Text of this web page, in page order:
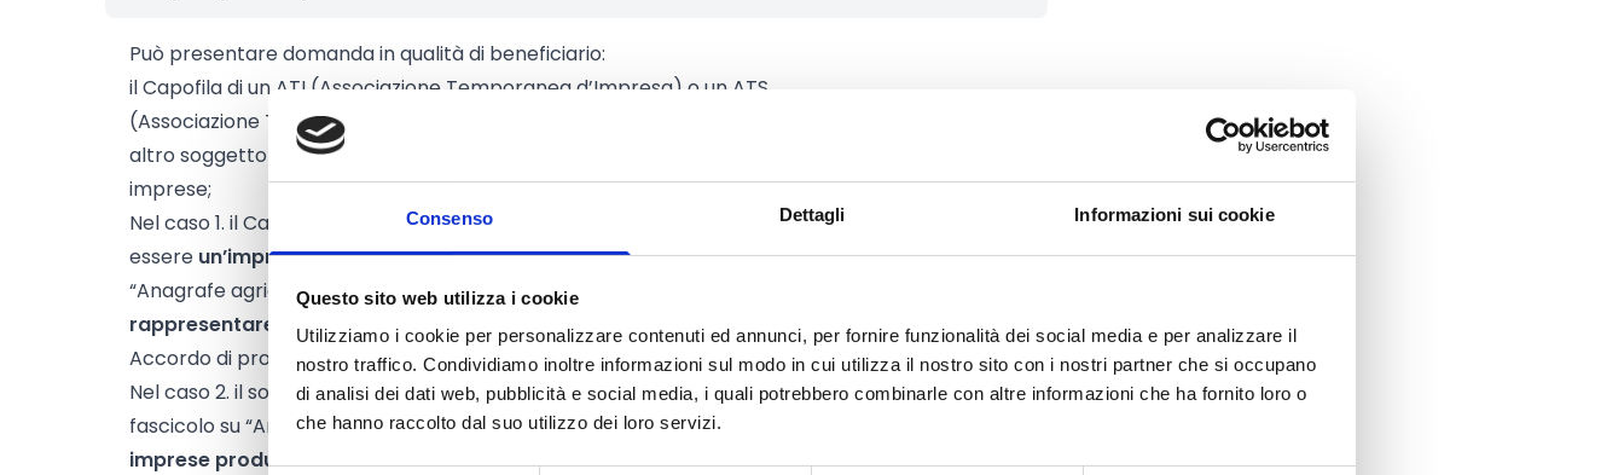
Consenso Dettagli Informazioni sui cookie
Questo sito web utilizza i cookie
Utilizziamo i cookie per personalizzare contenuti ed annunci, per fornire funzionalità dei social media e per analizzare il
nostro traffico. Condividiamo inoltre informazioni sul modo in cui utilizza il nostro sito con i nostri partner che si occupano
di analisi dei dati web, pubblicità e social media, i quali potrebbero combinarle con altre informazioni che ha fornito loro o
che hanno raccolto dal suo utilizzo dei loro servizi.
Può presentare domanda in qualità di beneficiario:
il Capofila di un ATI (Associazione Temporanea d’Impresa) o un ATS
(Associazione Temporanea di Scopo);
altro soggetto giuridico legalmente costituito di cui fanno parte un gruppo di
imprese;
Nel caso 1. il Capofila deve avere le seguenti caratteristiche:
essere un’impresa produttrice di birraed avere un proprio fascicolo su
“Anagrafe agricola del Piemonte”;
rappresentare un gruppo di imprese
legate tra loro (Partecipanti) da un
Accordo di programma di durata pari ad almeno quella del progetto.
Nel caso 2. il soggetto giuridico legalmente costituito deve avere un proprio
fascicolo su “Anagrafe agricola del Piemonte” e deve associare
imprese produttrici di birra artigianale(Partecipanti) legate tra loro da un